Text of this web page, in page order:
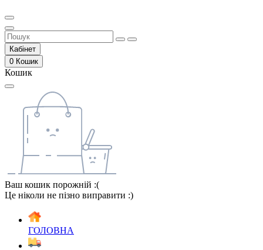
Кабінет
0 Кошик
Кошик
Ваш кошик порожній :(
Це ніколи не пізно виправити :)
ГОЛОВНА